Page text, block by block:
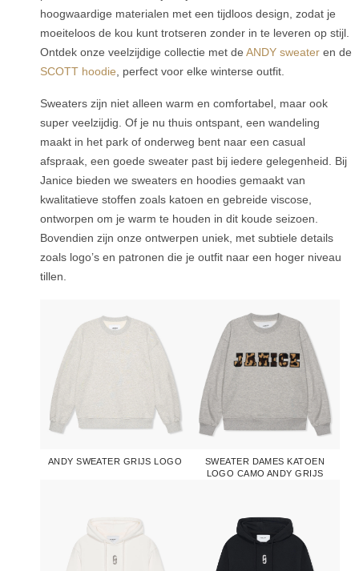
hoogwaardige materialen met een tijdloos design, zodat je
moeiteloos de kou kunt trotseren zonder in te leveren op stijl.
Ontdek onze veelzijdige collectie met deANDY sweateren de
SCOTT hoodie , perfect voor elke winterse outfit.
Sweaters zijn niet alleen warm en comfortabel, maar ook
super veelzijdig. Of je nu thuis ontspant, een wandeling
maakt in het park of onderweg bent naar een casual
afspraak, een goede sweater past bij iedere gelegenheid. Bij
Janice bieden we sweaters en hoodies gemaakt van
kwalitatieve stoffen zoals katoen en gebreide viscose,
ontworpen om je warm te houden in dit koude seizoen.
Bovendien zijn onze ontwerpen uniek, met subtiele details
zoals logo’s en patronen die je outfit naar een hoger niveau
tillen.
ANDY SWEATER GRIJS LOGO
SWEATER DAMES KATOEN
LOGO CAMO ANDY GRIJS